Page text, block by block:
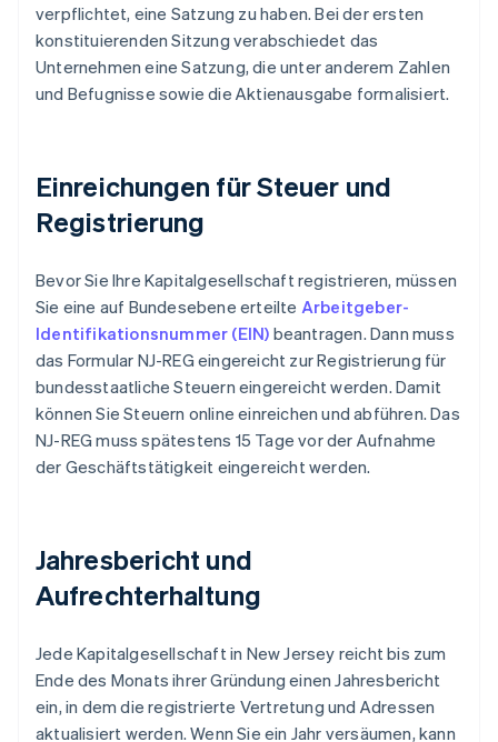
verpflichtet, eine Satzung zu haben. Bei der ersten
konstituierenden Sitzung verabschiedet das
Unternehmen eine Satzung, die unter anderem Zahlen
und Befugnisse sowie die Aktienausgabe formalisiert.
Einreichungen für Steuer und
Registrierung
Bevor Sie Ihre Kapitalgesellschaft registrieren, müssen
Sie eine auf Bundesebene erteilte Arbeitgeber-
Identifikationsnummer (EIN) beantragen. Dann muss
das Formular NJ-REG eingereicht zur Registrierung für
bundesstaatliche Steuern eingereicht werden. Damit
können Sie Steuern online einreichen und abführen. Das
NJ-REG muss spätestens 15 Tage vor der Aufnahme
der Geschäftstätigkeit eingereicht werden.
Jahresbericht und
Aufrechterhaltung
Jede Kapitalgesellschaft in New Jersey reicht bis zum
Ende des Monats ihrer Gründung einen Jahresbericht
ein, in dem die registrierte Vertretung und Adressen
aktualisiert werden. Wenn Sie ein Jahr versäumen, kann